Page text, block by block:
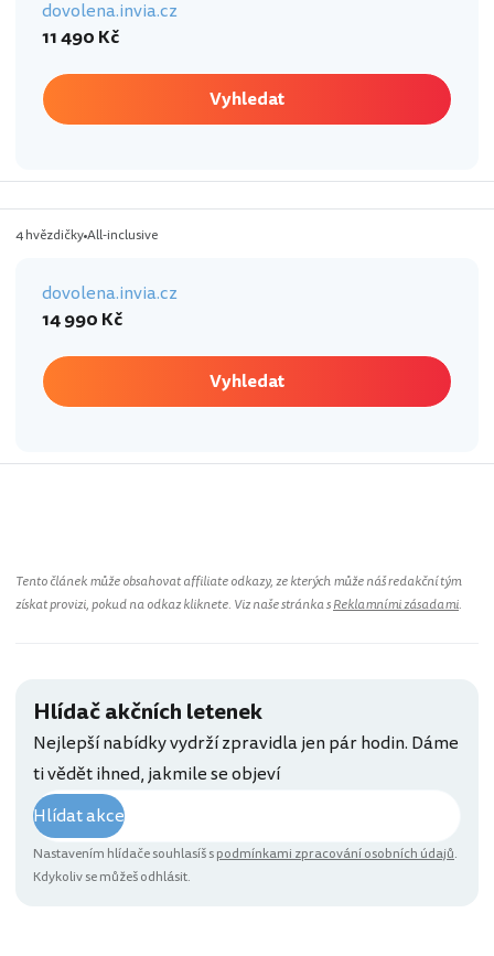
dovolena.invia.cz
11 490 Kč
Vyhledat
4 hvězdičkyAll-inclusive
dovolena.invia.cz
14 990 Kč
Vyhledat
Tento článek může obsahovat affiliate odkazy, ze kterých může náš redakční tým
získat provizi, pokud na odkaz kliknete. Viz naše stránka sReklamními zásadami.
Hlídač akčních letenek
Nejlepší nabídky vydrží zpravidla jen pár hodin. Dáme
ti vědět ihned, jakmile se objeví
Hlídat akce
Nastavením hlídače souhlasíš spodmínkami zpracování osobních údajů.
Kdykoliv se můžeš odhlásit.